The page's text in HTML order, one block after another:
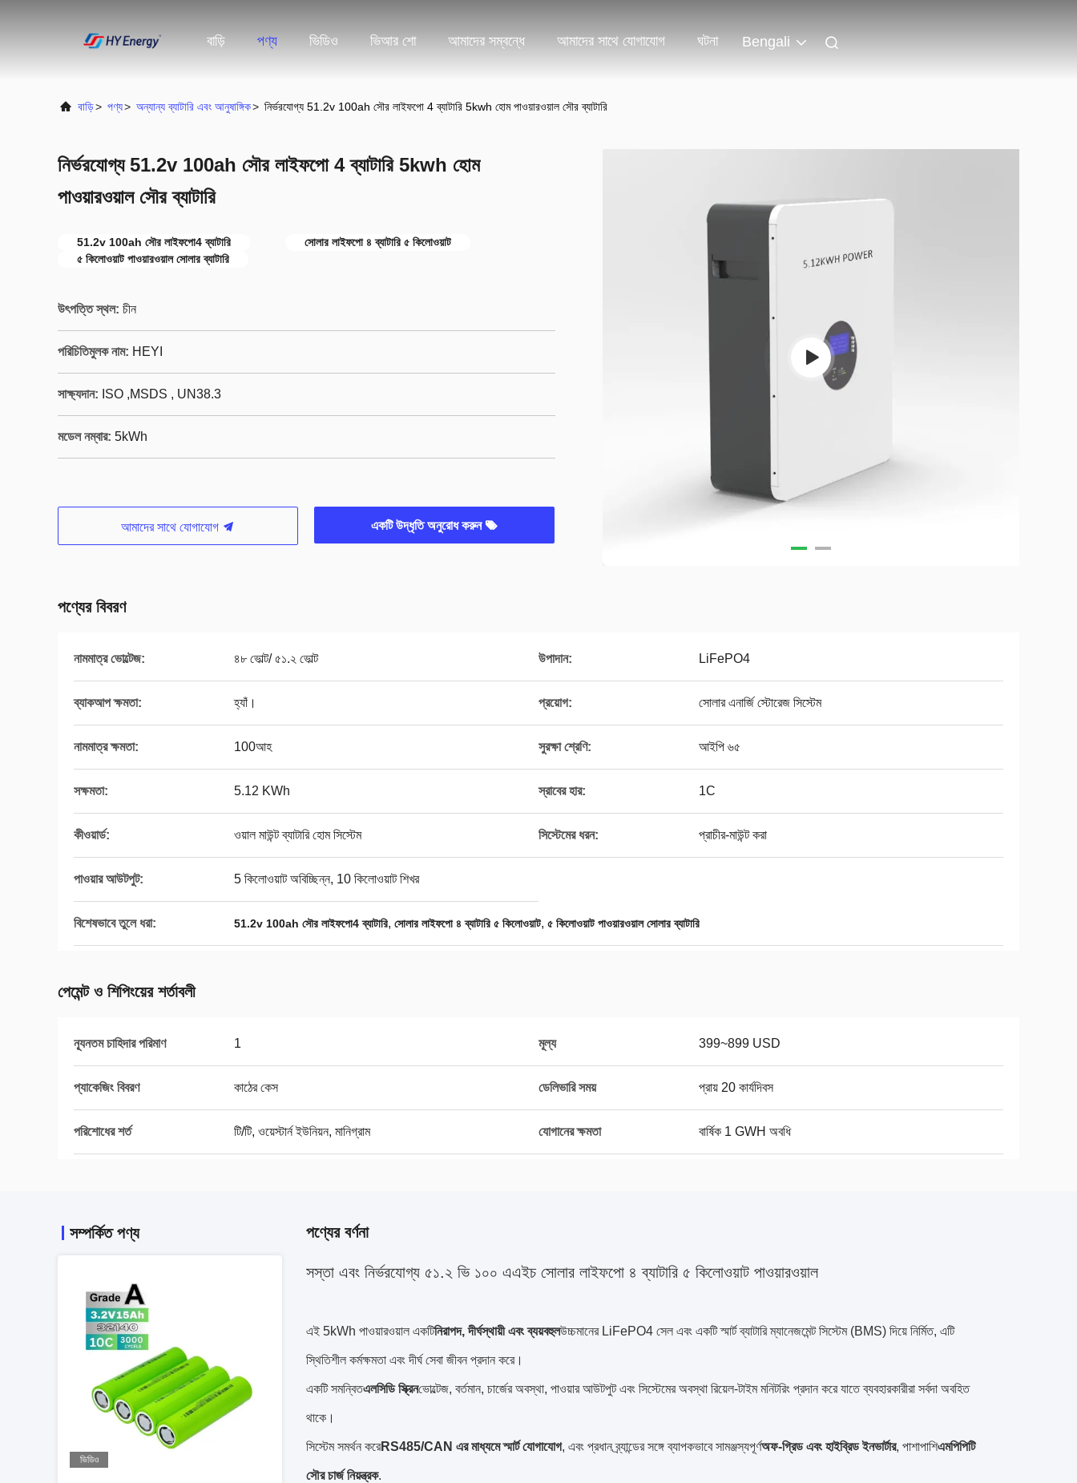
বাড়ি পণ্য ভিডিও ভিআর শো আমাদের সম্বন্ধে আমাদের সাথে যোগাযোগ ঘটনা Bengali
বাড়ি> পণ্য> অন্যান্য ব্যাটারি এবং আনুষাঙ্গিক> নির্ভরযোগ্য 51.2v 100ah সৌর লাইফপো 4 ব্যাটারি 5kwh হোম পাওয়ারওয়াল সৌর ব্যাটারি
নির্ভরযোগ্য 51.2v 100ah সৌর লাইফপো 4 ব্যাটারি 5kwh হোম
পাওয়ারওয়াল সৌর ব্যাটারি
51.2v 100ah সৌর লাইফপো4 ব্যাটারি
সোলার লাইফপো ৪ ব্যাটারি ৫ কিলোওয়াট
৫ কিলোওয়াট পাওয়ারওয়াল সোলার ব্যাটারি
উৎপত্তি স্থল: চীন
পরিচিতিমুলক নাম: HEYI
সাক্ষ্যদান: ISO ,MSDS , UN38.3
মডেল নম্বার: 5kWh
আমাদের সাথে যোগাযোগ একটি উদ্ধৃতি অনুরোধ করুন
পণ্যের বিবরণ
নামমাত্র ভোল্টেজ: ৪৮ ভোল্ট/ ৫১.২ ভোল্ট উপাদান: LiFePO4
ব্যাকআপ ক্ষমতা: হ্যাঁ। প্রয়োগ: সোলার এনার্জি স্টোরেজ সিস্টেম
নামমাত্র ক্ষমতা: 100আহ সুরক্ষা শ্রেণি: আইপি ৬৫
সক্ষমতা: 5.12 KWh স্রাবের হার: 1C
কীওয়ার্ড: ওয়াল মাউন্ট ব্যাটারি হোম সিস্টেম সিস্টেমের ধরন: প্রাচীর-মাউন্ট করা
পাওয়ার আউটপুট: 5 কিলোওয়াট অবিচ্ছিন্ন, 10 কিলোওয়াট শিখর
বিশেষভাবে তুলে ধরা: 51.2v 100ah সৌর লাইফপো4 ব্যাটারি, সোলার লাইফপো ৪ ব্যাটারি ৫ কিলোওয়াট, ৫ কিলোওয়াট পাওয়ারওয়াল সোলার ব্যাটারি
পেমেন্ট ও শিপিংয়ের শর্তাবলী
ন্যূনতম চাহিদার পরিমাণ 1 মূল্য 399~899 USD
প্যাকেজিং বিবরণ কাঠের কেস ডেলিভারি সময় প্রায় 20 কার্যদিবস
পরিশোধের শর্ত টি/টি, ওয়েস্টার্ন ইউনিয়ন, মানিগ্রাম যোগানের ক্ষমতা বার্ষিক 1 GWH অবধি
সম্পর্কিত পণ্য
ভিডিও
পণ্যের বর্ণনা
সস্তা এবং নির্ভরযোগ্য ৫১.২ ভি ১০০ এএইচ সোলার লাইফপো ৪ ব্যাটারি ৫ কিলোওয়াট পাওয়ারওয়াল
এই 5kWh পাওয়ারওয়াল একটিনিরাপদ, দীর্ঘস্থায়ী এবং ব্যয়বহুলউচ্চমানের LiFePO4 সেল এবং একটি স্মার্ট ব্যাটারি ম্যানেজমেন্ট সিস্টেম (BMS) দিয়ে নির্মিত, এটি
স্থিতিশীল কর্মক্ষমতা এবং দীর্ঘ সেবা জীবন প্রদান করে।
একটি সমন্বিতএলসিডি স্ক্রিনভোল্টেজ, বর্তমান, চার্জের অবস্থা, পাওয়ার আউটপুট এবং সিস্টেমের অবস্থা রিয়েল-টাইম মনিটরিং প্রদান করে যাতে ব্যবহারকারীরা সর্বদা অবহিত
থাকে।
সিস্টেম সমর্থন করেRS485/CAN এর মাধ্যমে স্মার্ট যোগাযোগ, এবং প্রধান ব্র্যান্ডের সঙ্গে ব্যাপকভাবে সামঞ্জস্যপূর্ণঅফ-গ্রিড এবং হাইব্রিড ইনভার্টার, পাশাপাশিএমপিপিটি
সৌর চার্জ নিয়ন্ত্রক.